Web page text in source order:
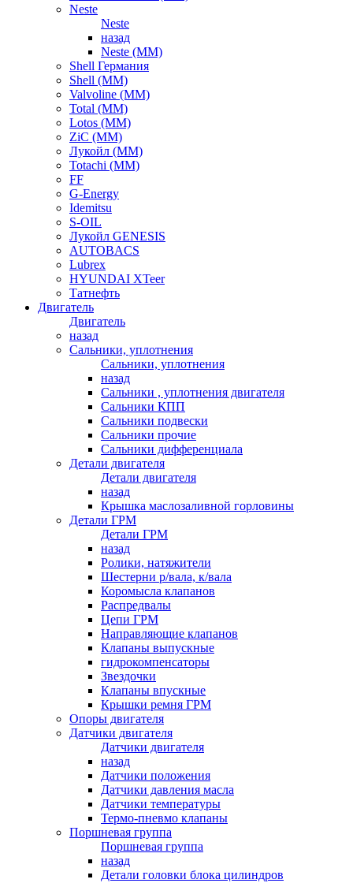
Neste
Neste
назад
Neste (ММ)
Shell Германия
Shell (ММ)
Valvoline (ММ)
Total (ММ)
Lotos (ММ)
ZiC (ММ)
Лукойл (ММ)
Totachi (MM)
FF
G-Energy
Idemitsu
S-OIL
Лукойл GENESIS
AUTOBACS
Lubrex
HYUNDAI XTeer
Татнефть
Двигатель
Двигатель
назад
Сальники, уплотнения
Сальники, уплотнения
назад
Сальники , уплотнения двигателя
Сальники КПП
Сальники подвески
Сальники прочие
Сальники дифференциала
Детали двигателя
Детали двигателя
назад
Крышка маслозаливной горловины
Детали ГРМ
Детали ГРМ
назад
Ролики, натяжители
Шестерни р/вала, к/вала
Коромысла клапанов
Распредвалы
Цепи ГРМ
Направляющие клапанов
Клапаны выпускные
гидрокомпенсаторы
Звездочки
Клапаны впускные
Крышки ремня ГРМ
Опоры двигателя
Датчики двигателя
Датчики двигателя
назад
Датчики положения
Датчики давления масла
Датчики температуры
Термо-пневмо клапаны
Поршневая группа
Поршневая группа
назад
Детали головки блока цилиндров